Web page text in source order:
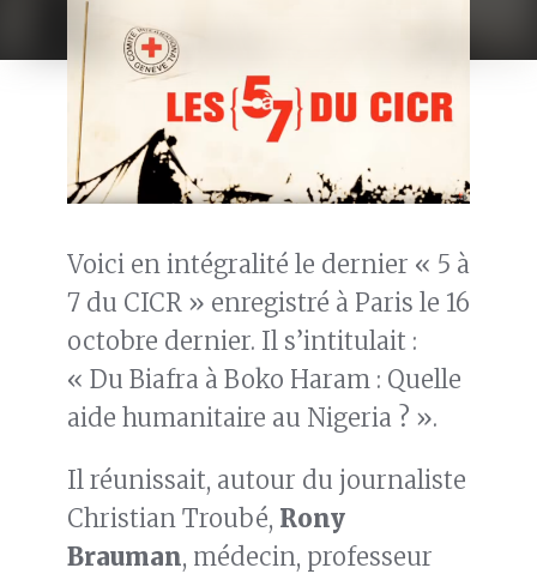
Voici en intégralité le dernier « 5 à
7 du CICR » enregistré à Paris le 16
octobre dernier. Il s’intitulait :
« Du Biafra à Boko Haram : Quelle
aide humanitaire au Nigeria ? ».
Il réunissait, autour du journaliste
Christian Troubé, Rony
Brauman, médecin, professeur